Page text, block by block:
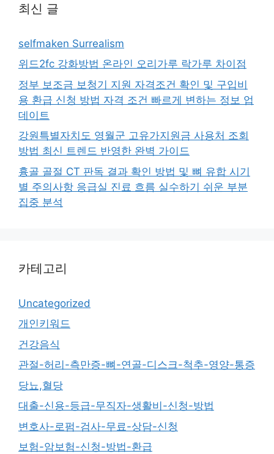
최신 글
selfmaken Surrealism
위드2fc 강화방법 온라인 오리가루 락가루 차이점
정부 보조금 보청기 지원 자격조건 확인 및 구입비
용 환급 신청 방법 자격 조건 빠르게 변하는 정보 업
데이트
강원특별자치도 영월군 고유가지원금 사용처 조회
방법 최신 트렌드 반영한 완벽 가이드
흉골 골절 CT 판독 결과 확인 방법 및 뼈 유합 시기
별 주의사항 응급실 진료 흐름 실수하기 쉬운 부분
집중 분석
카테고리
Uncategorized
개인키워드
건강음식
관절-허리-측만증-뼈-연골-디스크-척추-영양-통증
당뇨,혈당
대출-신용-등급-무직자-생활비-신청-방법
변호사-로펌-검사-무료-상담-신청
보험-암보험-신청-방법-환급